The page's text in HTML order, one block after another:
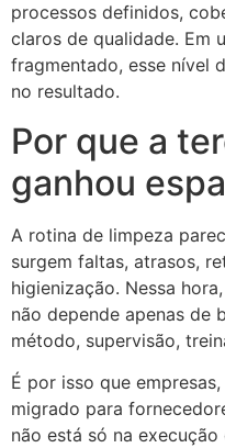
processos definidos,
claros de qualidade. Em
fragmentado, esse nível
no resultado.
Por que a
ganhou
A rotina de limpeza
surgem faltas, atrasos,
higienização. Nessa
não depende apenas de
método, supervisão,
É por isso que
migrado para
não está só na